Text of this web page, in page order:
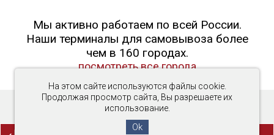
На этом сайте используются файлы cookie.
Продолжая просмотр сайта, Вы разрешаете их
использование.
Ok
Мы активно работаем по всей России.
Наши терминалы для самовывоза более
чем в 160 городах.
посмотреть все города
Copyright © 2016-2026 «Люк-ОптТорг»